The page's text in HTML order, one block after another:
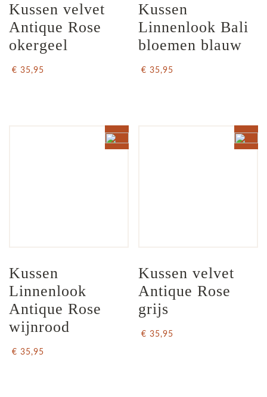
Kussen velvet
Antique Rose
okergeel
€ 35,95
Kussen
Linnenlook Bali
bloemen blauw
€ 35,95
Kussen
Linnenlook
Antique Rose
wijnrood
€ 35,95
Kussen velvet
Antique Rose
grijs
€ 35,95